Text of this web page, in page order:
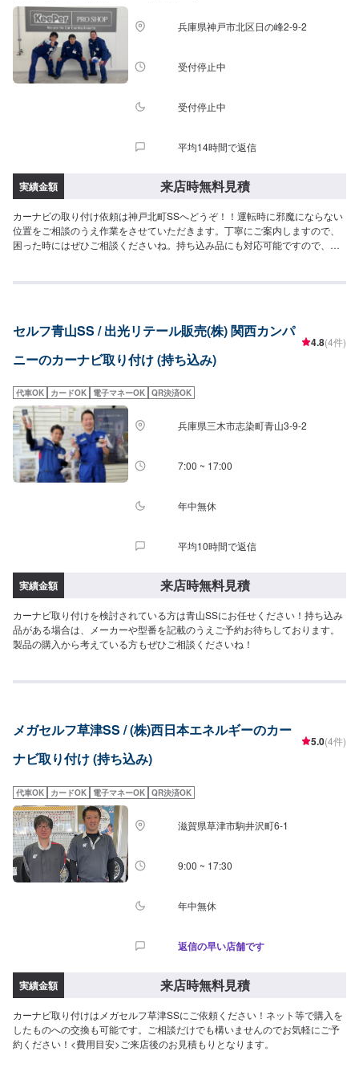
兵庫県神戸市北区日の峰2-9-2
受付停止中
受付停止中
平均14時間で返信
実績金額 来店時無料見積
カーナビの取り付け依頼は神戸北町SSへどうぞ！！運転時に邪魔にならない
位置をご相談のうえ作業をさせていただきます。丁寧にご案内しますので、
困った時にはぜひご相談くださいね。持ち込み品にも対応可能ですので、持
ご了承ください。
セルフ青山SS / 出光リテール販売(株) 関西カンパ
ニーのカーナビ取り付け (持ち込み)
4.8(4件)
代車OK カードOK 電子マネーOK QR決済OK
兵庫県三木市志染町青山3-9-2
7:00 ~ 17:00
年中無休
平均10時間で返信
実績金額 来店時無料見積
カーナビ取り付けを検討されている方は青山SSにお任せください！持ち込み
品がある場合は、メーカーや型番を記載のうえご予約お待ちしております。
製品の購入から考えている方もぜひご相談くださいね！
メガセルフ草津SS / (株)西日本エネルギーのカー
ナビ取り付け (持ち込み)
5.0(4件)
代車OK カードOK 電子マネーOK QR決済OK
滋賀県草津市駒井沢町6-1
9:00 ~ 17:30
年中無休
返信の早い店舗です
実績金額 来店時無料見積
カーナビ取り付けはメガセルフ草津SSにご依頼ください！ネット等で購入を
したものへの交換も可能です。ご相談だけでも構いませんのでお気軽にご予
約ください！<費用目安>ご来店後のお見積もりとなります。